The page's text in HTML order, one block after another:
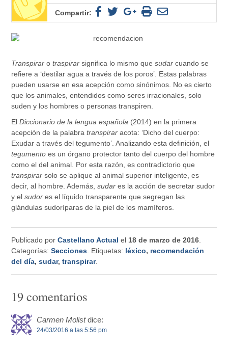
Compartir:
Transpirar otraspirar significa lo mismo quesudar cuando se
refiere a ‘destilar agua a través de los poros’. Estas palabras
pueden usarse en esa acepción como sinónimos. No es cierto
que los animales, entendidos como seres irracionales, solo
suden y los hombres o personas transpiren.
ElDiccionario de la lengua española (2014) en la primera
acepción de la palabratranspirar acota: ‘Dicho del cuerpo:
Exudar a través del tegumento’. Analizando esta definición, el
tegumento es un órgano protector tanto del cuerpo del hombre
como el del animal. Por esta razón, es contradictorio que
transpirar solo se aplique al animal superior inteligente, es
decir, al hombre. Además,sudar es la acción de secretar sudor
y elsudor es el líquido transparente que segregan las
glándulas sudoríparas de la piel de los mamíferos.
Publicado porCastellano Actual el 18 de marzo de 2016
Categorías:Secciones . Etiquetas: léxico, recomendación
del día,sudar,transpirar.
19 comentarios
Carmen Molist dice:
24/03/2016 a las 5:56 pm